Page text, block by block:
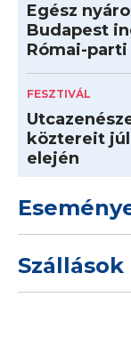
Egész
Budapest
Római-parti
FESZTIVÁL
köztereit
elején
Szállások